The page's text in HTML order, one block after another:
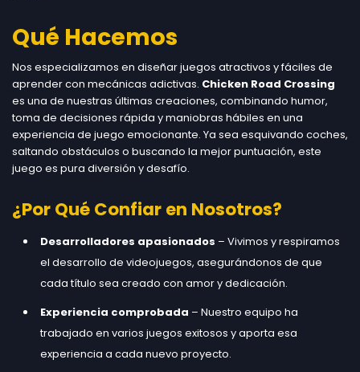
Qué Hacemos
Nos especializamos en diseñar juegos atractivos y fáciles de
aprender con mecánicas adictivas. Chicken Road Crossing
es una de nuestras últimas creaciones, combinando humor,
toma de decisiones rápida y maniobras hábiles en una
experiencia de juego emocionante. Ya sea esquivando coches,
saltando obstáculos o buscando la mejor puntuación, este
juego es pura diversión y desafío.
¿Por Qué Confiar en Nosotros?
Desarrolladores apasionados – Vivimos y respiramos
el desarrollo de videojuegos, asegurándonos de que
cada título sea creado con amor y dedicación.
Experiencia comprobada – Nuestro equipo ha
trabajado en varios juegos exitosos y aporta esa
experiencia a cada nuevo proyecto.